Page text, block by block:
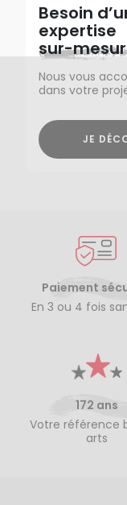
Besoin
expertise
sur-
Nous vous
dans votre
JE
Paiement
En 3 ou 4 fois
172 ans
Votre référence
arts